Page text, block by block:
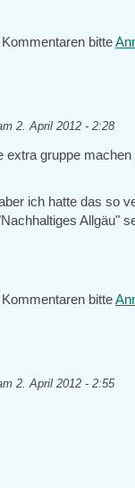
bitte
2. April 2012 - 2:28
gruppe
ich hatte das so
Allgäu"
bitte
2. April 2012 - 2:55